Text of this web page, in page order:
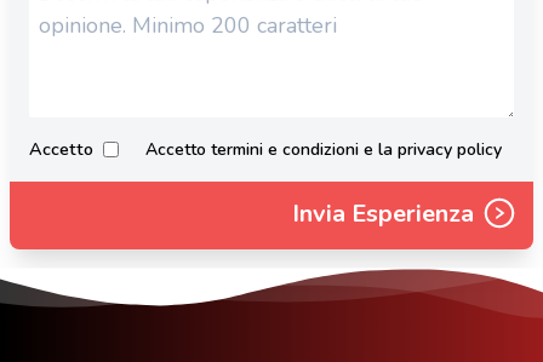
Accetto Accetto termini e condizioni e la privacy policy
Invia Esperienza